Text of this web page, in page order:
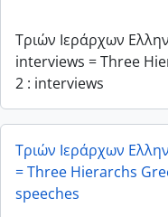
Τριών Ιεράρχων
interviews = Three
2 : interviews
Τριών Ιεράρχων
= Three Hierarchs
speeches